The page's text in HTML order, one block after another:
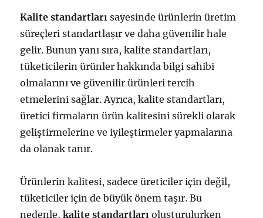
Kalite standartları sayesinde ürünlerin üretim
süreçleri standartlaşır ve daha güvenilir hale
gelir. Bunun yanı sıra, kalite standartları,
tüketicilerin ürünler hakkında bilgi sahibi
olmalarını ve güvenilir ürünleri tercih
etmelerini sağlar. Ayrıca, kalite standartları,
üretici firmaların ürün kalitesini sürekli olarak
geliştirmelerine ve iyileştirmeler yapmalarına
da olanak tanır.
Ürünlerin kalitesi, sadece üreticiler için değil,
tüketiciler için de büyük önem taşır. Bu
nedenle,kalite standartları oluşturulurken